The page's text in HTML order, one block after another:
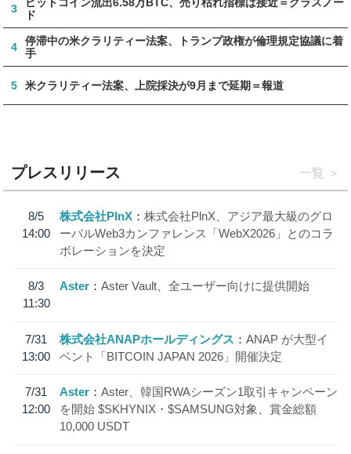
3
ド
4
停滞中の米クラリティー法案、トランプ政権が倫理規定協議に着
手
5 米クラリティー法案、上院採決が9月まで延期＝報道
プレスリリース 一覧
8/5
14:00
株式会社PlnX
株式会社PlnX、アジア最大級のグロ
ーバルWeb3カンファレンス「WebX2026」とのコラ
ボレーションを決定
8/3
11:30
Aster Aster Vault、全ユーザー向けに提供開始
7/31
13:00
株式会社ANAPホールディングス
ANAP が大型イ
ベント「BITCOIN JAPAN 2026」開催決定
7/31
12:00
Aster
Aster、韓国RWAシーズン1取引キャンペーン
を開始 $SKHYNIX・$SAMSUNG対象、賞金総額
10,000 USDT